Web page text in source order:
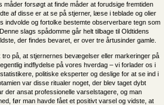
måder forsøgt at finde måder at forudsige fremtiden
af disse er at se på stjerner, læse i teblade og olier
indvolde og fortolke bestemte observerbare tegn som
slags spådomme går helt tilbage til Oldtidens
der findes bevaret, er over tre årtusinder gamle.
på, at stjernernes bevægelser eller markeringer på
indflydelse på vores hverdag – vi forlader os i
politiske eksperter og deslige for at se ind i
var disse ritualer noget, der blev taget dybt
der ansat professionelle varselstagere, og man
før man havde fået et positivt varsel og vidste, at